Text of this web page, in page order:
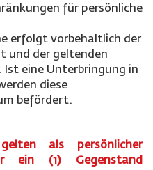
für persönliche
erfolgt vorbehaltlich der
und der geltenden
Ist eine Unterbringung in
diese
befördert.
als persönlicher
ein (1) Gegenstand